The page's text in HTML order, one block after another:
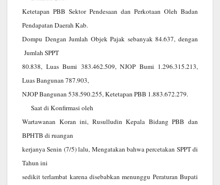
Ketetapan PBB Sektor Pendesaan dan Perkotaan Oleh Badan
Pendapatan Daerah Kab.
Dompu Dengan Jumlah Objek Pajak sebanyak 84.637, dengan
Jumlah SPPT
80.838, Luas Bumi 383.462.509, NJOP Bumi 1.296.315.213,
Luas Bangunan 787.903,
NJOP Bangunan 538.590.255, Ketetapan PBB 1.883.672.279.
Saat di Konfirmasi oleh
Wartawanan Koran ini, Rusulludin Kepala Bidang PBB dan
BPHTB di ruangan
kerjanya Senin (7/5) lalu, Mengatakan bahwa percetakan SPPT di
Tahun ini
sedikit terlambat karena disebabkan menunggu Peraturan Bupati